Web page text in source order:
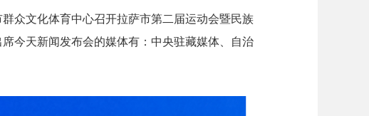
众文化体育中心召开拉萨市第二届运动会暨民族
今天新闻发布会的媒体有：中央驻藏媒体、自治